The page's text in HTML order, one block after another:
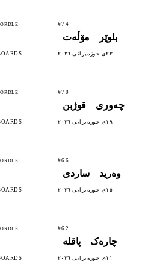
#74
مۆڵەت بلوێر
٢٣ی حوزەیرانی ٢٠٢٦
#70
قوژبن چەوری
١٩ی حوزەیرانی ٢٠٢٦
#66
ساردی وەرید
١٥ی حوزەیرانی ٢٠٢٦
#62
پاقلە چارەک
١١ی حوزەیرانی ٢٠٢٦